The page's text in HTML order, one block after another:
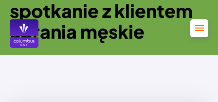
treści
spotkanie z klientem
ubrania męskie